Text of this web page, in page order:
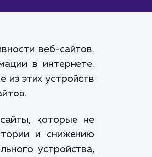
веб-сайтов.
в интернете:
этих устройств
которые не
и снижению
устройства,